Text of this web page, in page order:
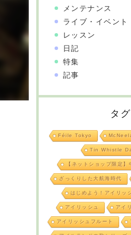
メンテナンス
ライブ・イベント
レッスン
日記
特集
記事
タグ
Féile Tokyo
Tin Whistle
【ネットショップ限定
ざっくりした大航海時代
はじめよう！アイリッ
アイリッシュ アイ
アイリッシュフルート